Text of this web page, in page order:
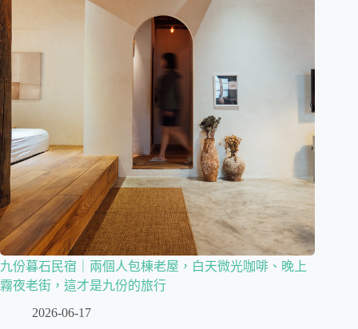
九份暮石民宿｜兩個人包棟老屋，白天微光咖啡、晚上
霧夜老街，這才是九份的旅行
2026-06-17